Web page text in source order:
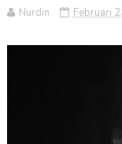
Nurdin Februari